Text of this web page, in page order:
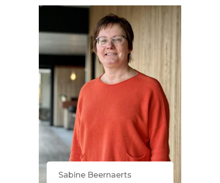
Sabine Beernaerts